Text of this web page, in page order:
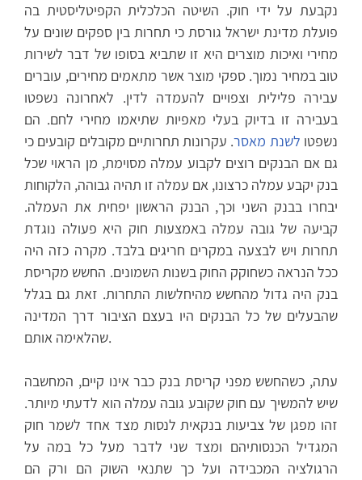
נקבעת על ידי חוק. השיטה הכלכלית הקפיטליסטית בה
פועלת מדינת ישראל גורסת כי תחרות בין ספקים שונים על
מחירי ואיכות מוצרים היא זו שתביא בסופו של דבר לשירות
טוב במחיר נמוך. ספקי מוצר אשר מתאמים מחירים, עוברים
עבירה פלילית וצפויים להעמדה לדין. לאחרונה נשפטו
בעבירה זו בדיוק בעלי מאפיות שתיאמו מחירי לחם. הם
נשפטו לשנת מאסר. עקרונות תחרותיים מקובלים קובעים כי
גם אם הבנקים רוצים לקבוע עמלה מסוימת, מן הראוי שכל
בנק יקבע עמלה כרצונו, אם עמלה זו תהיה גבוהה, הלקוחות
יבחרו בבנק השני וכך, הבנק הראשון יפחית את העמלה.
קביעה של גובה עמלה באמצעות חוק היא פעולה נוגדת
תחרות ויש לבצעה במקרים חריגים בלבד. מקרה כזה היה
ככל הנראה כשחוקק החוק בשנות השמונים. החשש מקריסת
בנק היה גדול מהחשש מהיחלשות התחרות. זאת גם בגלל
שהבעלים של כל הבנקים היו בעצם הציבור דרך המדינה
שהלאימה אותם.
עתה, כשהחשש מפני קריסת בנק כבר אינו קיים, המחשבה
שיש להמשיך עם חוק שקובע גובה עמלה הוא לדעתי מיותר.
זהו מפגן של צביעות בנקאית לנסות מצד אחד לשמר חוק
המגדיל הכנסותיהם ומצד שני לדבר מעל כל במה על
הרגולציה המכבידה ועל כך שתנאי השוק הם ורק הם